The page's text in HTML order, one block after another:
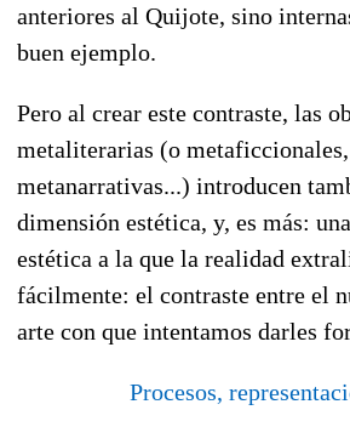
anteriores al Quijote, sino
buen ejemplo.
Pero al crear este contraste, las
metaliterarias (o
metanarrativas...) introducen
dimensión estética, y, es más:
estética a la que la realidad
fácilmente: el contraste entre el
arte con que intentamos darles
Procesos,